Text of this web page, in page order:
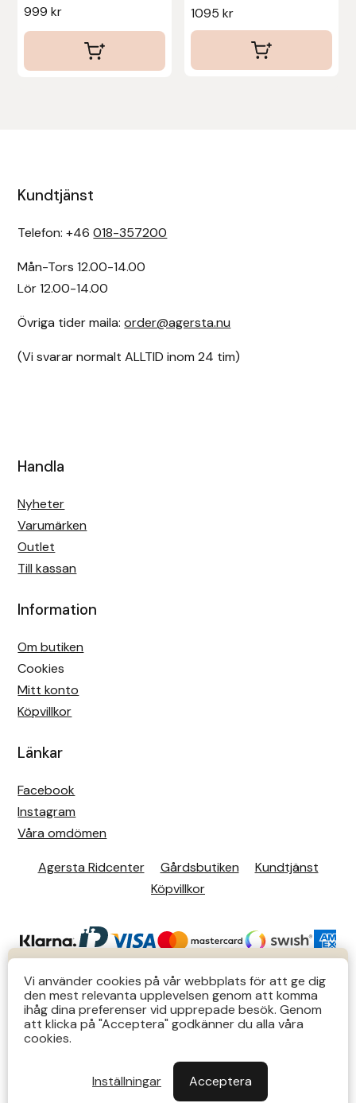
KUNDTJÄNST
Butiks- & telefontider Mån-Tors 12-14 Lör 12-14
övriga tider via e-post: order@agersta.nu
Till OUTLET>>
999kr
1095 kr
Kundtjänst
Telefon: +46018-357200
Mån-Tors 12.00-14.00
Lör 12.00-14.00
Övriga tider maila:order@agersta.nu
(Vi svarar normalt ALLTID inom 24 tim)
Handla
Nyheter
Varumärken
Outlet
Till kassan
Information
Om butiken
Cookies
Mitt konto
Köpvillkor
Länkar
Facebook
Instagram
Våra omdömen
Agersta Ridcenter Gårdsbutiken
Kundtjänst
Köpvillkor
© 2026 Agersta.
Vi använder cookies på vår webbplats för att ge dig
den mest relevanta upplevelsen genom att komma
ihåg dina preferenser vid upprepade besök. Genom
att klicka på "Acceptera" godkänner du alla våra
cookies.
Inställningar Acceptera